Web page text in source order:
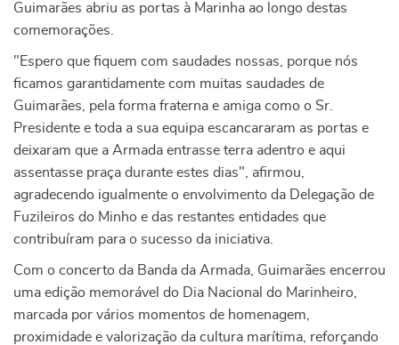
Guimarães abriu as portas à Marinha ao longo destas
comemorações.
"Espero que fiquem com saudades nossas, porque nós
ficamos garantidamente com muitas saudades de
Guimarães, pela forma fraterna e amiga como o Sr.
Presidente e toda a sua equipa escancararam as portas e
deixaram que a Armada entrasse terra adentro e aqui
assentasse praça durante estes dias", afirmou,
agradecendo igualmente o envolvimento da Delegação de
Fuzileiros do Minho e das restantes entidades que
contribuíram para o sucesso da iniciativa.
Com o concerto da Banda da Armada, Guimarães encerrou
uma edição memorável do Dia Nacional do Marinheiro,
marcada por vários momentos de homenagem,
proximidade e valorização da cultura marítima, reforçando